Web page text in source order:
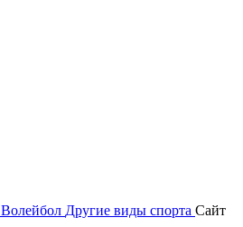
Волейбол Другие виды спорта Сайт